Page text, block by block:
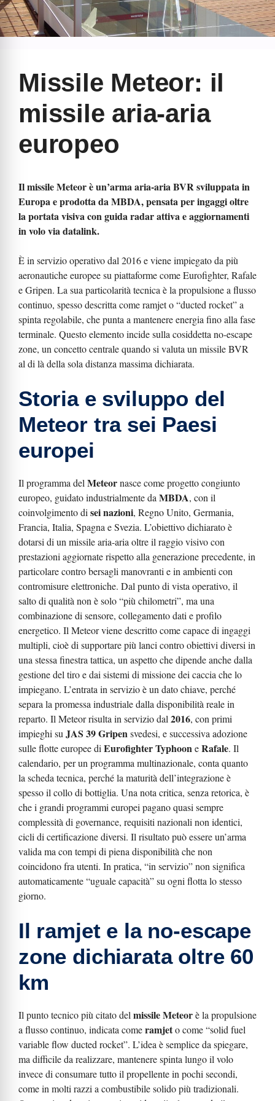
Missile Meteor: il
missile aria-aria
europeo
Il missile Meteor è un’arma aria-aria BVR sviluppata in
Europa e prodotta da MBDA, pensata per ingaggi oltre
la portata visiva con guida radar attiva e aggiornamenti
in volo via datalink.
È in servizio operativo dal 2016 e viene impiegato da più
aeronautiche europee su piattaforme come Eurofighter, Rafale
e Gripen. La sua particolarità tecnica è la propulsione a flusso
continuo, spesso descritta come ramjet o “ducted rocket” a
spinta regolabile, che punta a mantenere energia fino alla fase
terminale. Questo elemento incide sulla cosiddetta no-escape
zone, un concetto centrale quando si valuta un missile BVR
al di là della sola distanza massima dichiarata.
Storia e sviluppo del
Meteor tra sei Paesi
europei
Il programma del Meteornasce come progetto congiunto
europeo, guidato industrialmente da MBDA, con il
coinvolgimento di sei nazioni, Regno Unito, Germania,
Francia, Italia, Spagna e Svezia. L’obiettivo dichiarato è
dotarsi di un missile aria-aria oltre il raggio visivo con
prestazioni aggiornate rispetto alla generazione precedente, in
particolare contro bersagli manovranti e in ambienti con
contromisure elettroniche. Dal punto di vista operativo, il
salto di qualità non è solo “più chilometri”, ma una
combinazione di sensore, collegamento dati e profilo
energetico. Il Meteor viene descritto come capace di ingaggi
multipli, cioè di supportare più lanci contro obiettivi diversi in
una stessa finestra tattica, un aspetto che dipende anche dalla
gestione del tiro e dai sistemi di missione dei caccia che lo
impiegano. L’entrata in servizio è un dato chiave, perché
separa la promessa industriale dalla disponibilità reale in
reparto. Il Meteor risulta in servizio dal 2016, con primi
impieghi su JAS 39 Gripensvedesi, e successiva adozione
sulle flotte europee di Eurofighter TyphooneRafale. Il
calendario, per un programma multinazionale, conta quanto
la scheda tecnica, perché la maturità dell’integrazione è
spesso il collo di bottiglia. Una nota critica, senza retorica, è
che i grandi programmi europei pagano quasi sempre
complessità di governance, requisiti nazionali non identici,
cicli di certificazione diversi. Il risultato può essere un’arma
valida ma con tempi di piena disponibilità che non
coincidono fra utenti. In pratica, “in servizio” non significa
automaticamente “uguale capacità” su ogni flotta lo stesso
giorno.
Il ramjet e la no-escape
zone dichiarata oltre 60
km
Il punto tecnico più citato del missile Meteorè la propulsione
a flusso continuo, indicata comeramjeto come “solid fuel
variable flow ducted rocket”. L’idea è semplice da spiegare,
ma difficile da realizzare, mantenere spinta lungo il volo
invece di consumare tutto il propellente in pochi secondi,
come in molti razzi a combustibile solido più tradizionali.